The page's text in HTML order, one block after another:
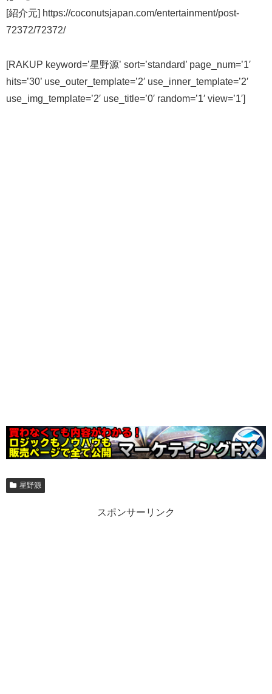
[紹介元] https://coconutsjapan.com/entertainment/post-
72372/72372/
[RAKUP keyword=’星野源’ sort=’standard’ page_num=’1′
hits=’30’ use_outer_template=’2′ use_inner_template=’2′
use_img_template=’2′ use_title=’0′ random=’1′ view=’1′]
星野源
スポンサーリンク